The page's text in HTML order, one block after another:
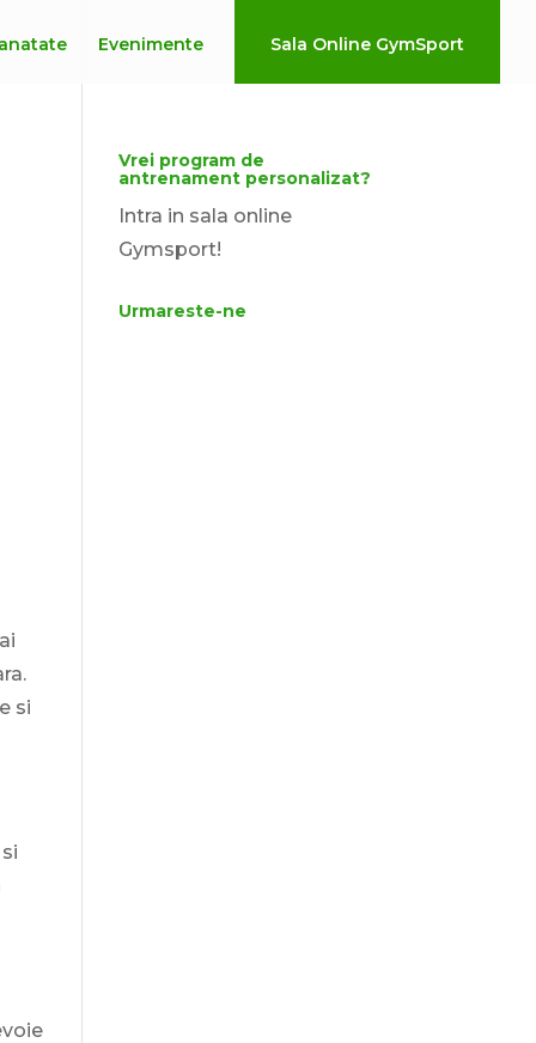
Evenimente Sala Online GymSport
si
Vrei program de
antrenament personalizat?
Intra in sala online
Gymsport!
Urmareste-ne